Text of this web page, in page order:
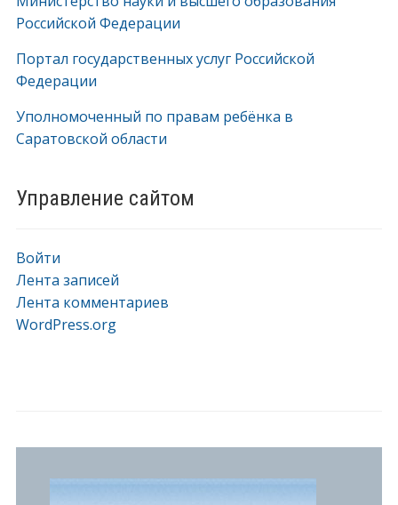
Российской Федерации
Портал государственных услуг Российской
Федерации
Уполномоченный по правам ребёнка в
Саратовской области
Управление сайтом
Войти
Лента записей
Лента комментариев
WordPress.org